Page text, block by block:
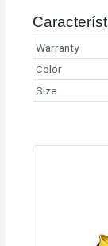
Warranty
Color
Size